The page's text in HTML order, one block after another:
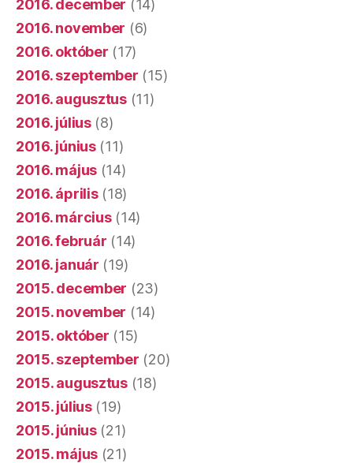
2016. december (14)
2016. november (6)
2016. október (17)
2016. szeptember (15)
2016. augusztus(11)
2016. július(8)
2016. június(11)
2016. május (14)
2016. április(18)
2016. március(14)
2016. február (14)
2016. január (19)
2015. december (23)
2015. november (14)
2015. október (15)
2015. szeptember (20)
2015. augusztus(18)
2015. július(19)
2015. június(21)
2015. május (21)